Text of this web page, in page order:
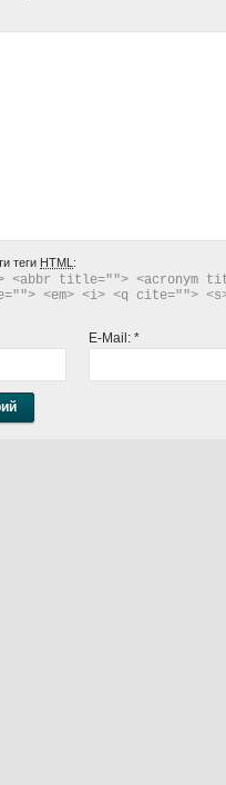
теги HTML :
title=""> <acronym
<em> <i> <q cite="">
E-Mail: *